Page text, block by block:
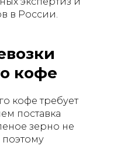
в России.
кофе
кофе требует
поставка
зерно не
поэтому